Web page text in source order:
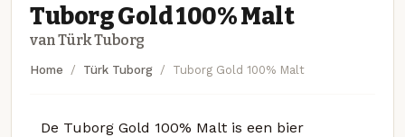
Tuborg Gold 100% Malt
van Türk Tuborg
Home Türk Tuborg Tuborg Gold 100% Malt
De Tuborg Gold 100% Malt is een bier